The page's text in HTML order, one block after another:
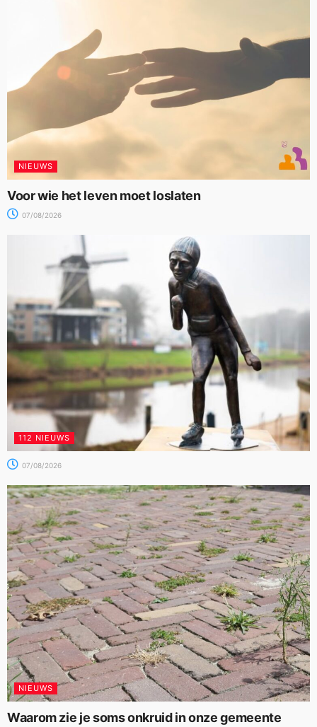
NIEUWS
Voor wie het leven moet loslaten
07/08/2026
112 NIEUWS
07/08/2026
NIEUWS
Waarom zie je soms onkruid in onze gemeente